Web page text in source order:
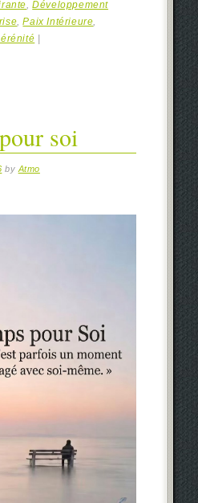
,Développement
,Paix Intérieure,
soi
by Atmo